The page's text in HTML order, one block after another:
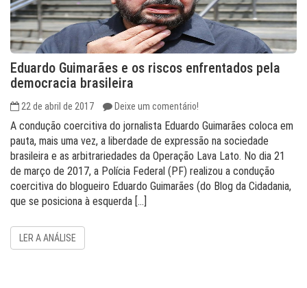
Eduardo Guimarães e os riscos enfrentados pela
democracia brasileira
22 de abril de 2017 Deixe um comentário!
A condução coercitiva do jornalista Eduardo Guimarães coloca em
pauta, mais uma vez, a liberdade de expressão na sociedade
brasileira e as arbitrariedades da Operação Lava Lato. No dia 21
de março de 2017, a Polícia Federal (PF) realizou a condução
coercitiva do blogueiro Eduardo Guimarães (do Blog da Cidadania,
que se posiciona à esquerda […]
LER A ANÁLISE